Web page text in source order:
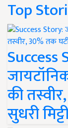
Top
की
सुधरी